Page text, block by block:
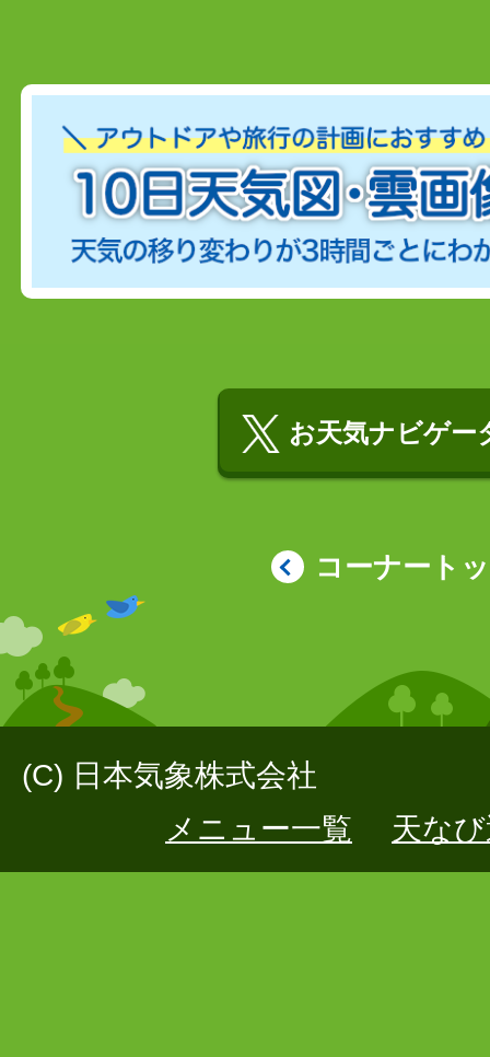
お天気ナビゲー
コーナート
(C) 日本気象株式会社
メニュー一覧
天な